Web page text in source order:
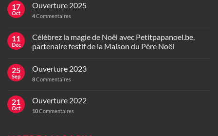
17
Oct
Ouverture 2025
4Commentaires
11
Déc
Célébrez la magie de Noël avec Petitpapanoel.be,
partenaire festif de la Maison du Père Noël
25
Sep
Ouverture 2023
8Commentaires
21
Oct
Ouverture 2022
10Commentaires